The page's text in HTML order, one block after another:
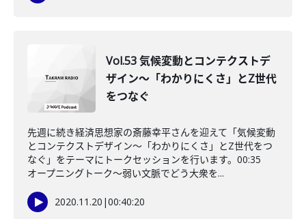
Vol.53 気候変動とコンテクストデ
ザイン～「わかりにくさ」とZ世代
をつなぐ
先週に続き経済思想家の斎藤幸平さんを迎えて「気候変動
とコンテクストデザイン～「わかりにくさ」とZ世代をつ
なぐ」をテーマにトークセッションを行います。00:35
オープニングトーク～弱い文脈でどう大衆を...
2020.11.20 |00:40:20